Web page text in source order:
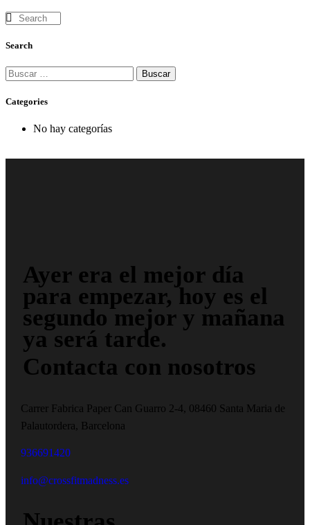
Search
Categories
No hay categorías
Ayer era el mejor día
para empezar, hoy es el
segundo mejor y mañana
ya será tarde.
Contacta con nosotros
Carrer Fabrica Paper Can Guarro 2-4, 08460 Santa Maria de
Palautordera, Barcelona
936691420
info@crossfitmadness.es